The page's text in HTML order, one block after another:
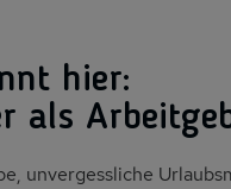
hier:
als
unvergessliche